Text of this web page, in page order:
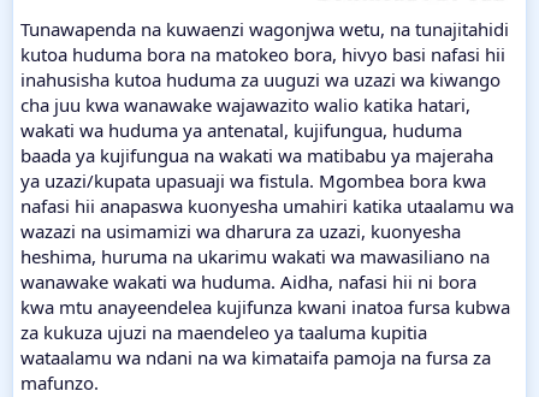
Tunawapenda na kuwaenzi wagonjwa wetu, na tunajitahidi
kutoa huduma bora na matokeo bora, hivyo basi nafasi hii
inahusisha kutoa huduma za uuguzi wa uzazi wa kiwango
cha juu kwa wanawake wajawazito walio katika hatari,
wakati wa huduma ya antenatal, kujifungua, huduma
baada ya kujifungua na wakati wa matibabu ya majeraha
ya uzazi/kupata upasuaji wa fistula. Mgombea bora kwa
nafasi hii anapaswa kuonyesha umahiri katika utaalamu wa
wazazi na usimamizi wa dharura za uzazi, kuonyesha
heshima, huruma na ukarimu wakati wa mawasiliano na
wanawake wakati wa huduma. Aidha, nafasi hii ni bora
kwa mtu anayeendelea kujifunza kwani inatoa fursa kubwa
za kukuza ujuzi na maendeleo ya taaluma kupitia
wataalamu wa ndani na wa kimataifa pamoja na fursa za
mafunzo.